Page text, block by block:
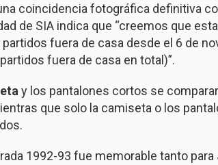
coincidencia fotográfica definitiva
de SIA indica que “creemos que
fuera de casa desde el 6 de
fuera de casa en total)”.
y los pantalones cortos se
que solo la camiseta o los
1992-93 fue memorable tanto para